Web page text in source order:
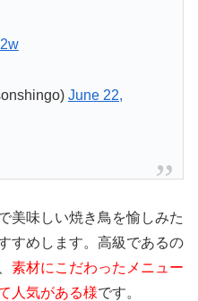
June 22,
美味しい焼き鳥を愉しみた
すめします。高級であるの
素材にこだわったメニュー
人気がある様です。